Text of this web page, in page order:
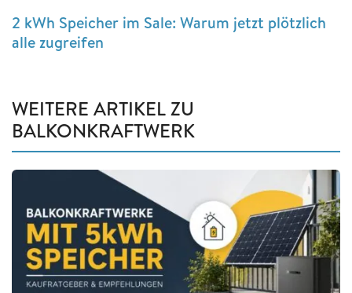
2 kWh Speicher im Sale: Warum jetzt plötzlich
alle zugreifen
WEITERE ARTIKEL ZU
BALKONKRAFTWERK